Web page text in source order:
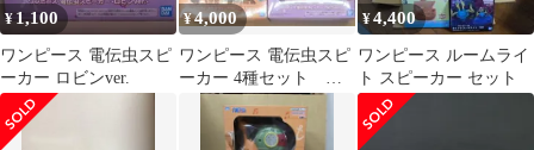
¥1,100
ワンピース 電伝虫スピ
ーカー ロビンver.
¥4,000
ワンピース 電伝虫スピ
ーカー 4種セット 新
品未開封品
¥4,400
ワンピース ルームライ
ト スピーカー セット